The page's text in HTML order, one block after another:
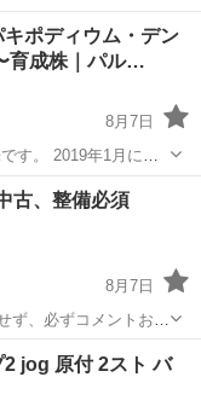
キポディウム・デン
育成株｜パル…
8月7日
す。 2019年1月に、
（PARCOJOGI）」
た。 ■商品の特徴 •
パキポディウム
古、整備必須
8月7日
て値引きします。 名
す。 車体・部
ス
jog 原付 2スト バ